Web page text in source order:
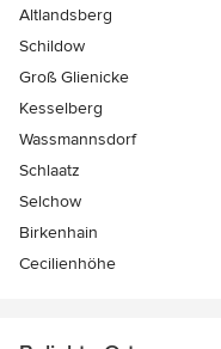
Altlandsberg
Schildow
Groß Glienicke
Kesselberg
Wassmannsdorf
Schlaatz
Selchow
Birkenhain
Cecilienhöhe